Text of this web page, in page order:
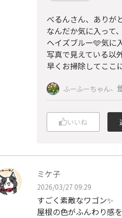
べるんさん、ありが
なんだか気に入って
ヘイズブルー🩵気に
写真で見えている以
早くお掃除してここ
ふーふーちゃん、
いいね
ミケ子
2026/03/27 09:29
すごく素敵なワゴン✨
屋根の色がふんわり感